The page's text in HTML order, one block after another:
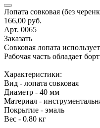
Лопата совковая (без
166,00 руб.
Арт. 0065
Заказать
Совковая лопата
Рабочая часть обладает
Характеристики:
Вид - лопата совковая
Диаметр - 40 мм
Материал -
Покрытие - эмаль
Вес - 0.80 кг